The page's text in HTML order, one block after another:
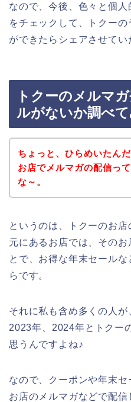
なので、今後、色々と個人
をチェックして、トクー
ができたらシェアさせてい
トクーのメルマ
ルがないか調べて
ちょっと、ひらめいたん
お店でメルマガの配信っ
な～。
というのは、トクーのお
元にあるお店では、そのお
とで、お得な年末セール
らです。
それに私も含め多くの人
2023年、2024年とトクー
思うんですよね♪
なので、クーポンや年末
お店のメルマガなどで配